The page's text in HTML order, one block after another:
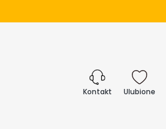
Kontakt Ulubione